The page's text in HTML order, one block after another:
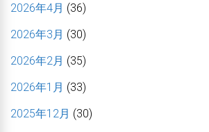
2026年4月 (36)
2026年3月 (30)
2026年2月 (35)
2026年1月 (33)
2025年12月 (30)